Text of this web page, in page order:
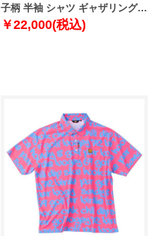
子柄 半袖 シャツ ギャザリングオ
ブハート 1278-5226-1 3L 4L 5L
￥22,000(税込)